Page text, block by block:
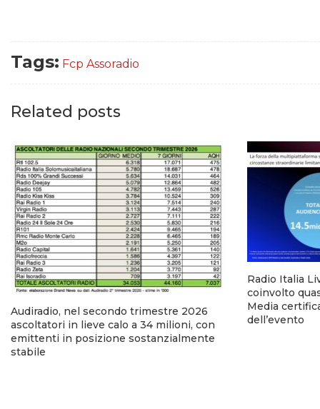
Tags: Fcp Assoradio
Related posts
Audiradio, nel secondo trimestre 2026
ascoltatori in lieve calo a 34 milioni, con
emittenti in posizione sostanzialmente
stabile
Radio Italia
coinvolto
Media
dell’evento